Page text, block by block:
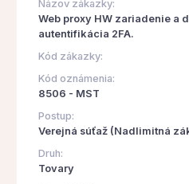
Názov zákazky:
Web proxy HW zariadenie a
autentifikácia 2FA.
Kód zákazky:
Kód oznámenia:
8506 - MST
Postup:
Verejná súťaž (Nadlimitná
Druh:
Tovary